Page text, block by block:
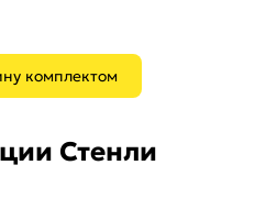
комплектом
Стенли